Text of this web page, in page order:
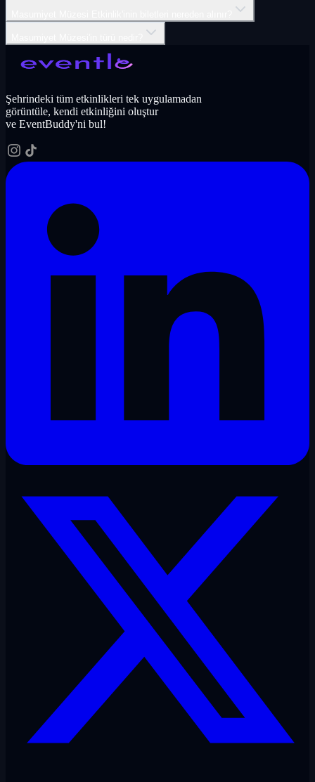
Şehrindeki tüm etkinlikleri tek uygulamadan
görüntüle, kendi etkinliğini oluştur
ve EventBuddy'ni bul!